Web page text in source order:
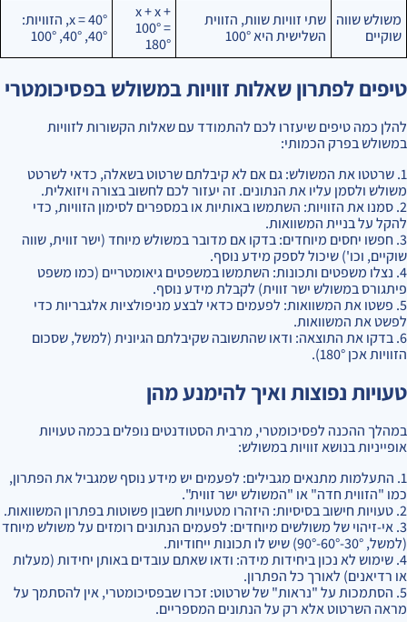
משולש שווה
שוקיים
שתי זוויות שוות, הזווית
השלישית היא 100°
x + x +
100° =
180°
x = 40°, הזוויות:
40°, 40°, 100°
טיפים לפתרון שאלות זוויות במשולש בפסיכומטרי
להלן כמה טיפים שיעזרו לכם להתמודד עם שאלות הקשורות לזוויות
במשולש בפרק הכמותי:
1. שרטטו את המשולש: גם אם לא קיבלתם שרטוט בשאלה, כדאי לשרטט
משולש ולסמן עליו את הנתונים. זה יעזור לכם לחשוב בצורה ויזואלית.
2. סמנו את הזוויות: השתמשו באותיות או במספרים לסימון הזוויות, כדי
להקל על בניית המשוואות.
3. חפשו יחסים מיוחדים: בדקו אם מדובר במשולש מיוחד (ישר זווית, שווה
שוקיים, וכו') שיכול לספק מידע נוסף.
4. נצלו משפטים ותכונות: השתמשו במשפטים גיאומטריים (כמו משפט
פיתגורס במשולש ישר זווית) לקבלת מידע נוסף.
5. פשטו את המשוואות: לפעמים כדאי לבצע מניפולציות אלגבריות כדי
לפשט את המשוואות.
6. בדקו את התוצאה: ודאו שהתשובה שקיבלתם הגיונית (למשל, שסכום
הזוויות אכן 180°).
טעויות נפוצות ואיך להימנע מהן
במהלך ההכנה לפסיכומטרי, מרבית הסטודנטים נופלים בכמה טעויות
אופייניות בנושא זוויות במשולש:
1. התעלמות מתנאים מגבילים: לפעמים יש מידע נוסף שמגביל את הפתרון,
כמו "הזווית חדה" או "המשולש ישר זווית".
2. טעויות חישוב בסיסיות: היזהרו מטעויות חשבון פשוטות בפתרון המשוואות.
3. אי-זיהוי של משולשים מיוחדים: לפעמים הנתונים רומזים על משולש מיוחד
(למשל, 30°-60°-90°) שיש לו תכונות ייחודיות.
4. שימוש לא נכון ביחידות מידה: ודאו שאתם עובדים באותן יחידות (מעלות
או רדיאנים) לאורך כל הפתרון.
5. הסתמכות על "נראות" של שרטוט: זכרו שבפסיכומטרי, אין להסתמך על
מראה השרטוט אלא רק על הנתונים המספריים.